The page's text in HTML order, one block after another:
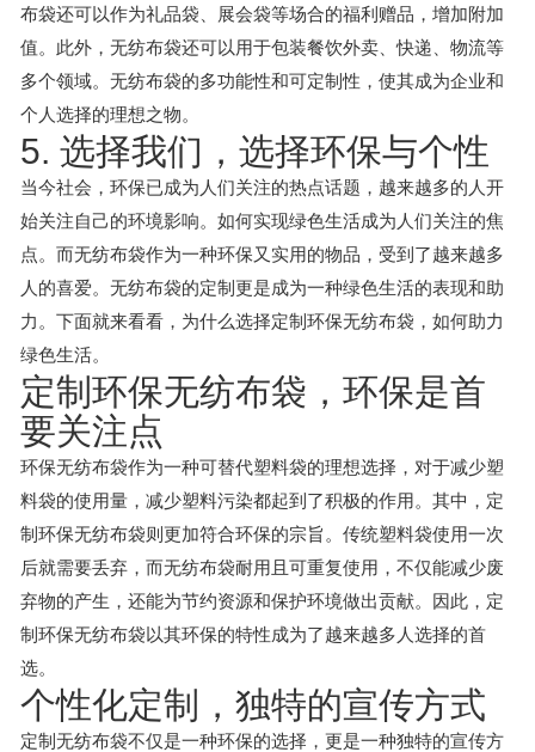
布袋还可以作为礼品袋、展会袋等场合的福利赠品，增加附加
值。此外，无纺布袋还可以用于包装餐饮外卖、快递、物流等
多个领域。无纺布袋的多功能性和可定制性，使其成为企业和
个人选择的理想之物。
5. 选择我们，选择环保与个性
当今社会，环保已成为人们关注的热点话题，越来越多的人开
始关注自己的环境影响。如何实现绿色生活成为人们关注的焦
点。而无纺布袋作为一种环保又实用的物品，受到了越来越多
人的喜爱。无纺布袋的定制更是成为一种绿色生活的表现和助
力。下面就来看看，为什么选择定制环保无纺布袋，如何助力
绿色生活。
定制环保无纺布袋，环保是首
要关注点
环保无纺布袋作为一种可替代塑料袋的理想选择，对于减少塑
料袋的使用量，减少塑料污染都起到了积极的作用。其中，定
制环保无纺布袋则更加符合环保的宗旨。传统塑料袋使用一次
后就需要丢弃，而无纺布袋耐用且可重复使用，不仅能减少废
弃物的产生，还能为节约资源和保护环境做出贡献。因此，定
制环保无纺布袋以其环保的特性成为了越来越多人选择的首
选。
个性化定制，独特的宣传方式
定制无纺布袋不仅是一种环保的选择，更是一种独特的宣传方